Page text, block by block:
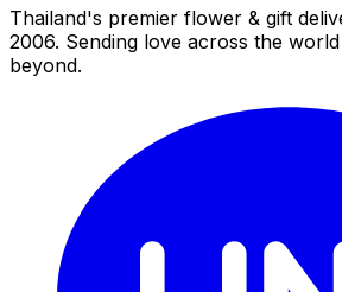
Thailand's premier flower & gift
2006. Sending love across the
beyond.